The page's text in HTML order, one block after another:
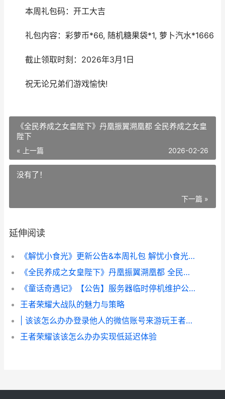
本周礼包码：开工大吉
礼包内容：彩萝币*66, 随机糖果袋*1, 萝卜汽水*1666
截止领取时刻：2026年3月1日
祝无论兄弟们游戏愉快!
《全民养成之女皇陛下》丹凰振翼溯凰都 全民养成之女皇
陛下
« 上一篇 2026-02-26
没有了！
下一篇 »
延伸阅读
《解忧小食光》更新公告&本周礼包 解忧小食光绮遇怎么解锁
《全民养成之女皇陛下》丹凰振翼溯凰都 全民养成之女皇陛下
《童话奇遇记》【公告】服务器临时停机维护公告 童话奇境
王者荣耀大战队的魅力与策略
| 该该怎么办办登录他人的微信账号来游玩王者荣耀
王者荣耀该该怎么办办实现低延迟体验